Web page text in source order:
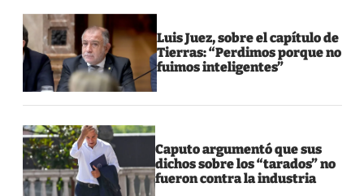
Luis Juez, sobre el capítulo de
Tierras: “Perdimos porque no
fuimos inteligentes”
Caputo argumentó que sus
dichos sobre los “tarados” no
fueron contra la industria